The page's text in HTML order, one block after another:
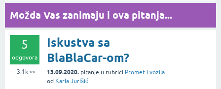
Možda Vas zanimaju i ova pitanja...
5
odgovora
3.1k👀
Iskustva sa
BlaBlaCar-om?
13.09.2020. pitanje u rubrici Promet i vozila
od Karla Jurišić